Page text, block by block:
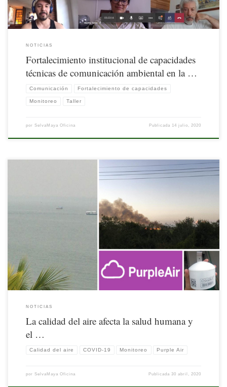
NOTICIAS
Fortalecimiento institucional de capacidades
técnicas de comunicación ambiental en la …
Comunicación Fortalecimiento de capacidades
Monitoreo Taller
por SelvaMaya Oficina Publicada 14 julio, 2020
Mejorar nuestros hábitos tiene impacto positivo en nuestra salud y el entorno.
Nuestro bienestar también depende del bienestar de los ecosistemas; el aire que
NOTICIAS
La calidad del aire afecta la salud humana y
el …
Calidad del aire COVID-19 Monitoreo Purple Air
por SelvaMaya Oficina Publicada30 abril, 2020